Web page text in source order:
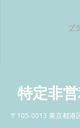
プ
特定非
〒105-0013 東京都港